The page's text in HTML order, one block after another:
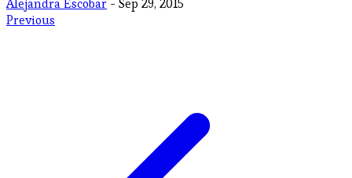
Alejandra Escobar - Sep 29, 2015
Previous